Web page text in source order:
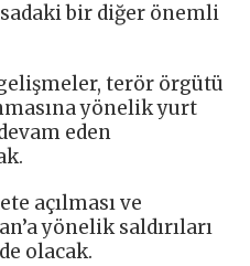
bir diğer önemli
terör örgütü
yönelik yurt
eden
açılması ve
yönelik saldırıları
olacak.